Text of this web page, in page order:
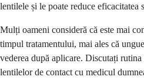
lentilele și le poate reduce eficacitatea
Mulți oameni consideră că este mai
timpul tratamentului, mai ales că
vederea după aplicare. Discutați rutina
lentilelor de contact cu medicul